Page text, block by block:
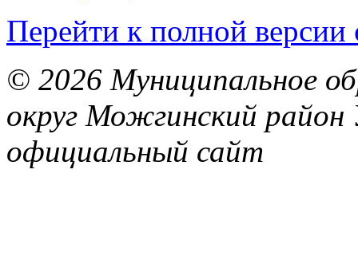
Перейти к полной версии
© 2026 Муниципальное
округ Можгинский район
официальный сайт